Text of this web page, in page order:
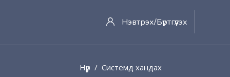
Нэвтрэх/Бүртгүүлэх
Нүүр Системд хандах